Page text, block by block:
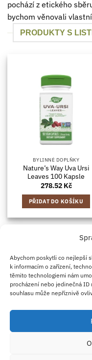
Abychom poskytli co nejlepší
k informacím o zařízení,
těmito technologiemi nám
procházení nebo jedinečná
souhlasu může nepříznivě
pochází z etického
bychom věnovali
PRODUKTY S
BYLINNÉ DOPLŇKY
Nature’s Way Uva Ursi
Leaves 100 Kapsle
278.52 Kč
PŘIDAT DO KOŠÍKU
Credit
Card
2
ZÁSADY
OBCHODNÍ PODMÍNKY
OMEZENÍ
Antim I Street, No. 14,
·